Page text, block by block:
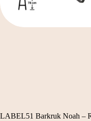
LABEL51 Barkruk Noah –